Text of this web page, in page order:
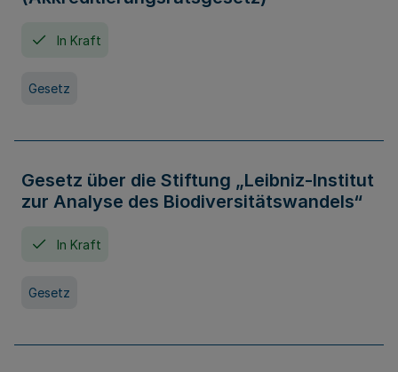
In Kraft
Gesetz
Gesetz über die Stiftung „Leibniz-Institut
zur Analyse des Biodiversitätswandels“
In Kraft
Gesetz